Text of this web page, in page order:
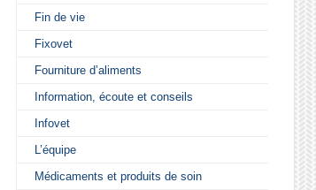
Fin de vie
Fixovet
Fourniture d’aliments
Information, écoute et conseils
Infovet
L’équipe
Médicaments et produits de soin